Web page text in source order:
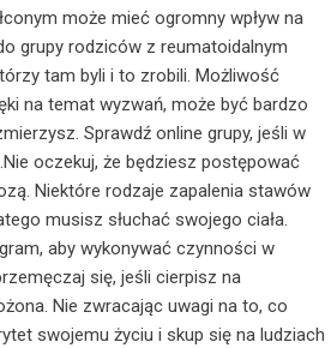
może mieć ogromny wpływ na
grupy rodziców z reumatoidalnym
tam byli i to zrobili. Możliwość
na temat wyzwań, może być bardzo
Sprawdź online grupy, jeśli w
oczekuj, że będziesz postępować
Niektóre rodzaje zapalenia stawów
musisz słuchać swojego ciała.
aby wykonywać czynności w
się, jeśli cierpisz na
Nie zwracając uwagi na to, co
swojemu życiu i skup się na ludziach